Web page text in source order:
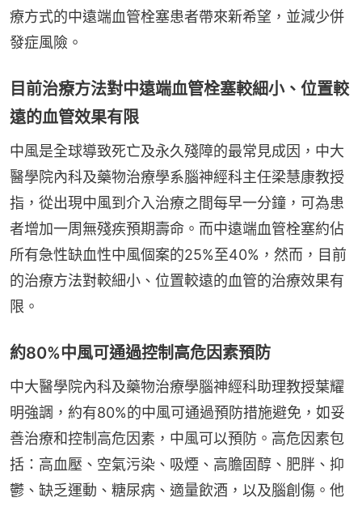
療方式的中遠端血管栓塞患者帶來新希望，並減少併
發症風險。
目前治療方法對中遠端血管栓塞較細小、位置較
遠的血管效果有限
中風是全球導致死亡及永久殘障的最常見成因，中大
醫學院內科及藥物治療學系腦神經科主任梁慧康教授
指，從出現中風到介入治療之間每早一分鐘，可為患
者增加一周無殘疾預期壽命。而中遠端血管栓塞約佔
所有急性缺血性中風個案的25%至40%，然而，目前
的治療方法對較細小、位置較遠的血管的治療效果有
限。
約80%中風可通過控制高危因素預防
中大醫學院內科及藥物治療學腦神經科助理教授葉耀
明強調，約有80%的中風可通過預防措施避免，如妥
善治療和控制高危因素，中風可以預防。高危因素包
括：高血壓、空氣污染、吸煙、高膽固醇、肥胖、抑
鬱、缺乏運動、糖尿病、適量飲酒，以及腦創傷。他